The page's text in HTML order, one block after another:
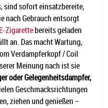
sind sofort einsatzbereite,
nach Gebrauch entsorgt
Zigarettebereits geladen
an. Das macht Wartung,
Verdampferkopf / Coil
Meinung nach ist sie
oder Gelegenheitsdampfer,
Geschmacksrichtungen
ziehen und genießen –